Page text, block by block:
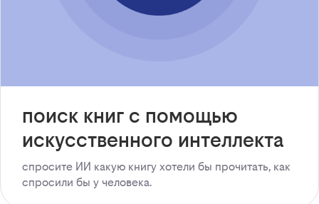
поиск книг с помощью
искусственного интеллекта
спросите ИИ какую книгу хотели бы прочитать, как
спросили бы у человека.